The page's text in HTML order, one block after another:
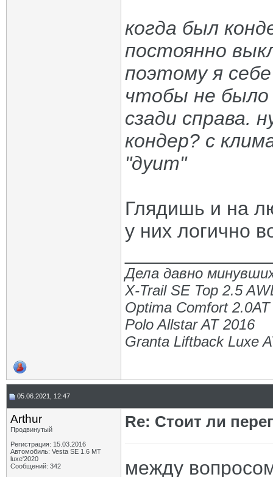
когда был
постоянно
поэтому я
чтобы не было
сзади справа.
кондер? с
"дуит"
Глядишь и на
у них логично
Дела давно
X-Trail SE Top 2.5
Optima Comfort
Polo Allstar AT 2016
Granta Liftback Luxe
05.06.2021, 12:47
Arthur
Продвинутый
Регистрация: 15.03.2016
Автомобиль: Vesta SE 1.6 MT
luxe'2020
Сообщений: 342
Re: Стоит ли
между